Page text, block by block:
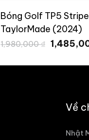
Bóng Golf TP5
TaylorMade (2024)
1,980,000₫ Giá
gốc
Về
Nhật